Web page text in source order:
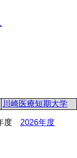
川崎医療短期大学
度 2026年度